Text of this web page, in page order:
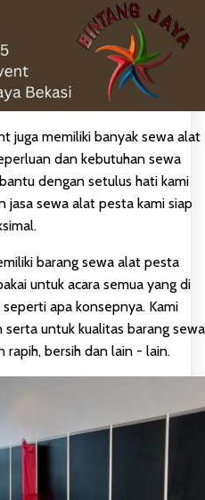
juga memiliki banyak sewa alat
dan kebutuhan sewa
dengan setulus hati kami
jasa sewa alat pesta kami siap
barang sewa alat pesta
untuk acara semua yang di
apa konsepnya. Kami
serta untuk kualitas barang sewa
rapih, bersih dan lain - lain.